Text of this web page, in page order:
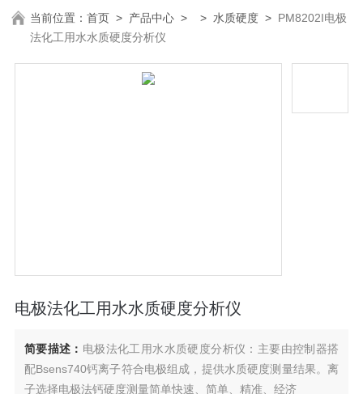
当前位置：首页 > 产品中心 > > 水质硬度 > PM8202I电极
法化工用水水质硬度分析仪
电极法化工用水水质硬度分析仪
简要描述： 电极法化工用水水质硬度分析仪：主要由控制器搭
配Bsens740钙离子符合电极组成，提供水质硬度测量结果。离
子选择电极法钙硬度测量简单快速、简单、精准、经济